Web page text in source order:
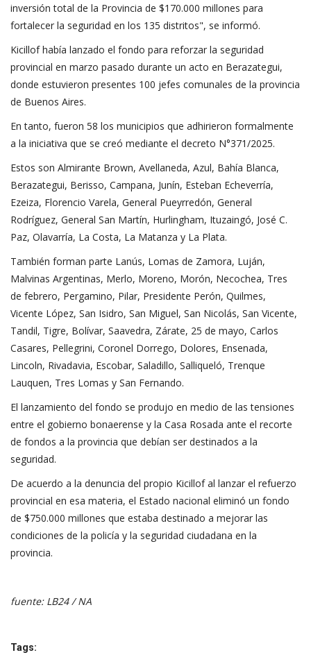
inversión total de la Provincia de $170.000 millones para
fortalecer la seguridad en los 135 distritos", se informó.
Kicillof había lanzado el fondo para reforzar la seguridad
provincial en marzo pasado durante un acto en Berazategui,
donde estuvieron presentes 100 jefes comunales de la provincia
de Buenos Aires.
En tanto, fueron 58 los municipios que adhirieron formalmente
a la iniciativa que se creó mediante el decreto N°371/2025.
Estos son Almirante Brown, Avellaneda, Azul, Bahía Blanca,
Berazategui, Berisso, Campana, Junín, Esteban Echeverría,
Ezeiza, Florencio Varela, General Pueyrredón, General
Rodríguez, General San Martín, Hurlingham, Ituzaingó, José C.
Paz, Olavarría, La Costa, La Matanza y La Plata.
También forman parte Lanús, Lomas de Zamora, Luján,
Malvinas Argentinas, Merlo, Moreno, Morón, Necochea, Tres
de febrero, Pergamino, Pilar, Presidente Perón, Quilmes,
Vicente López, San Isidro, San Miguel, San Nicolás, San Vicente,
Tandil, Tigre, Bolívar, Saavedra, Zárate, 25 de mayo, Carlos
Casares, Pellegrini, Coronel Dorrego, Dolores, Ensenada,
Lincoln, Rivadavia, Escobar, Saladillo, Salliqueló, Trenque
Lauquen, Tres Lomas y San Fernando.
El lanzamiento del fondo se produjo en medio de las tensiones
entre el gobierno bonaerense y la Casa Rosada ante el recorte
de fondos a la provincia que debían ser destinados a la
seguridad.
De acuerdo a la denuncia del propio Kicillof al lanzar el refuerzo
provincial en esa materia, el Estado nacional eliminó un fondo
de $750.000 millones que estaba destinado a mejorar las
condiciones de la policía y la seguridad ciudadana en la
provincia.
fuente: LB24 / NA
Tags: